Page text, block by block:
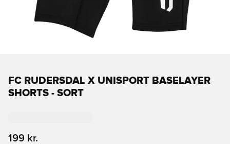
FC RUDERSDAL X UNISPORT BASELAYER
SHORTS - SORT
199 kr.